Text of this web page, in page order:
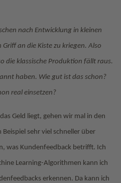
nach Entwicklung in kleinen
an die Kiste zu kriegen. Also
die klassische Produktion fällt raus.
haben. Wie gut ist das schon?
real einsetzen?
Geld liegt, gehen wir mal in den
sehr viel schneller über
was Kundenfeedback betrifft. Ich
Learning-Algorithmen kann ich
erkennen. Da kann ich